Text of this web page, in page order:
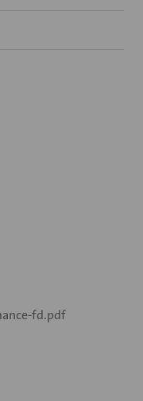
fd.pdf